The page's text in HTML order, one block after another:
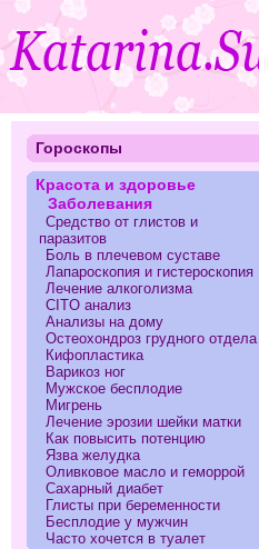
Гороскопы
Красота и здоровье
Заболевания
Средство от глистов и
паразитов
Боль в плечевом суставе
Лапароскопия и гистероскопия
Лечение алкоголизма
CITO анализ
Анализы на дому
Остеохондроз грудного отдела
Кифопластика
Варикоз ног
Мужское бесплодие
Мигрень
Лечение эрозии шейки матки
Как повысить потенцию
Язва желудка
Оливковое масло и геморрой
Сахарный диабет
Глисты при беременности
Бесплодие у мужчин
Часто хочется в туалет